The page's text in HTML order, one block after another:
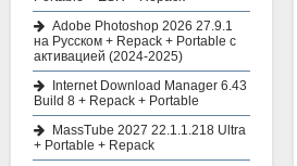
Adobe Photoshop 2026 27.9.1
на Русском + Repack + Portable с
активацией (2024-2025)
Internet Download Manager 6.43
Build 8 + Repack + Portable
MassTube 2027 22.1.1.218 Ultra
+ Portable + Repack